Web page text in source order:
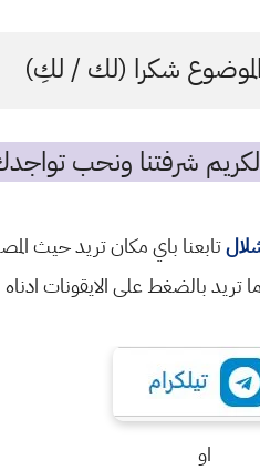
الموضوع شكرا (لك / لكِ)
شرفتنا ونحب
تابعنا باي مكان تريد حيث
ما تريد بالضغط على الايقونات ادناه
او